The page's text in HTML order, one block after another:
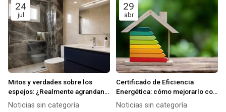
24
jul
Mitos y verdades sobre los
espejos: ¿Realmente agrandan
el espacio?
Noticias sin categoría
29
abr
Certificado de Eficiencia
Energética: cómo mejorarlo con
una buena reforma
Noticias sin categoría